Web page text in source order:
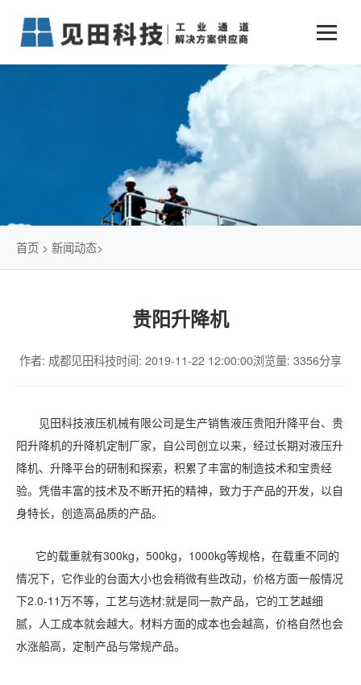
业务中心
仓储物流通道解决方案
智能立体库解决方案
简易升降机解决方案
新闻动态 +
传统仓储物流
石油化工行业
发展历程
首页 > 新闻动态>
贵阳升降机
作者: 成都见田科技时间: 2019-11-22 12:00:00浏览量: 3356分享
见田科技液压机械有限公司是生产销售液压贵阳升降平台、贵
阳升降机的升降机定制厂家，自公司创立以来，经过长期对液压升
降机、升降平台的研制和探索，积累了丰富的制造技术和宝贵经
验。凭借丰富的技术及不断开拓的精神，致力于产品的开发，以自
身特长，创造高品质的产品。
它的载重就有300kg，500kg，1000kg等规格，在载重不同的
情况下，它作业的台面大小也会稍微有些改动，价格方面一般情况
下2.0-11万不等，工艺与选材:就是同一款产品，它的工艺越细
腻，人工成本就会越大。材料方面的成本也会越高，价格自然也会
水涨船高，定制产品与常规产品。